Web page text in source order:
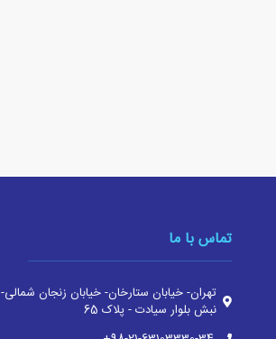
تماس با ما
تهران- خیابان ستارخان- خیابان زنجان شمالی-
نبش بلوار سیادت - پلاک 65